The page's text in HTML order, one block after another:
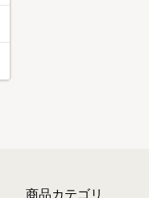
商品カテゴリ